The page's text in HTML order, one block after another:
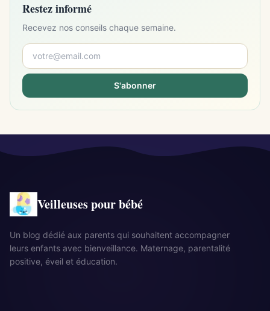
Restez informé
Recevez nos conseils chaque semaine.
S'abonner
Veilleuses pour bébé
Un blog dédié aux parents qui souhaitent accompagner
leurs enfants avec bienveillance. Maternage, parentalité
positive, éveil et éducation.